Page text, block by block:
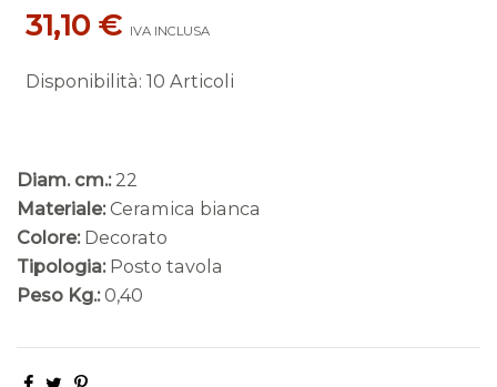
31,10 € IVA INCLUSA
Disponibilità: 10 Articoli
Diam. cm.: 22
Materiale: Ceramica bianca
Colore: Decorato
Tipologia: Posto tavola
Peso Kg.: 0,40